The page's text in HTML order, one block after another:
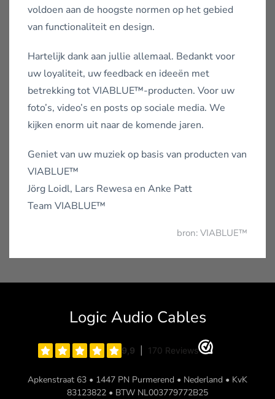
voldoen aan de hoogste normen op het gebied
van functionaliteit en design.
Hartelijk dank aan jullie allemaal. Bedankt voor
uw loyaliteit, uw feedback en ideeën met
betrekking tot VIABLUE™-producten. Voor uw
foto’s, video’s en posts op sociale media. We
kijken enorm uit naar de komende jaren.
Geniet van uw muziek op basis van producten van
VIABLUE™
Jörg Loidl, Lars Rewesa en Anke Patt
Team VIABLUE™
bron: VIABLUE™
Logic Audio Cables
Apkenstraat 63 • 1447 PN Purmerend • Nederland • KvK
83123822 • BTW NL003779772B25